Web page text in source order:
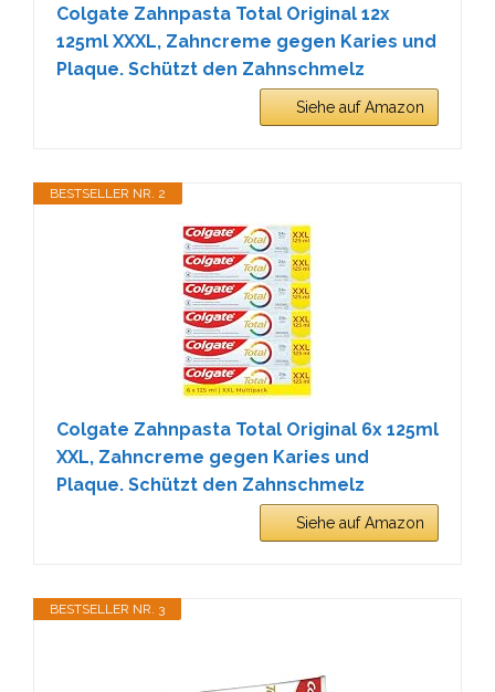
Colgate Zahnpasta Total Original 12x
125ml XXXL, Zahncreme gegen Karies und
Plaque. Schützt den Zahnschmelz
Siehe auf Amazon
BESTSELLER NR. 2
Colgate Zahnpasta Total Original 6x 125ml
XXL, Zahncreme gegen Karies und
Plaque. Schützt den Zahnschmelz
Siehe auf Amazon
BESTSELLER NR. 3